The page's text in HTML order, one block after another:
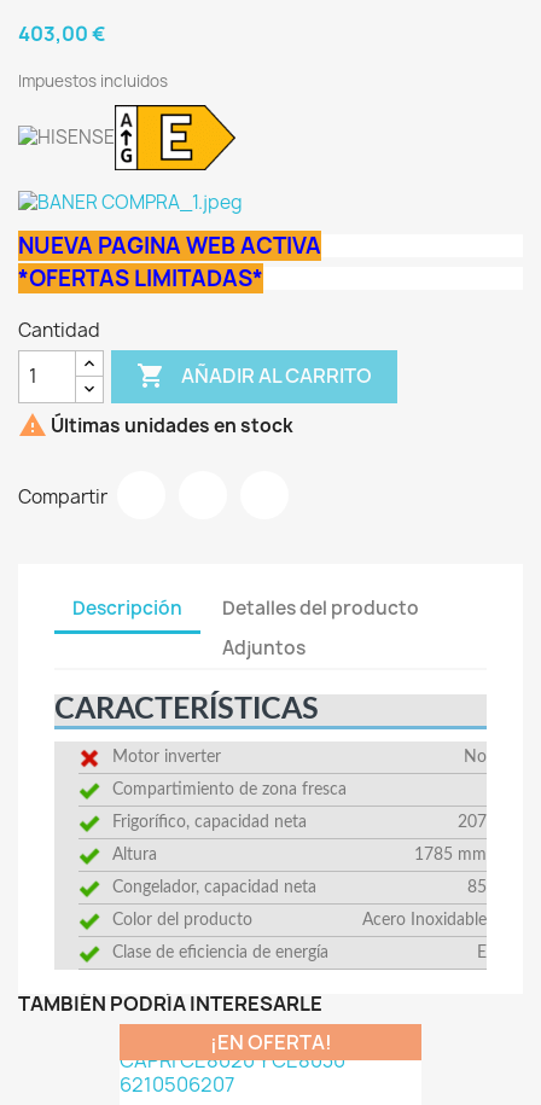
403,00 €
Impuestos incluidos
NUEVA PAGINA WEB ACTIVA
*OFERTAS LIMITADAS*
Cantidad
 AÑADIR AL CARRITO
 Últimas unidades en stock
Compartir
Descripción
Detalles del producto
Adjuntos
CARACTERÍSTICAS
Motor inverter
No
Compartimiento de zona fresca
Frigorífico, capacidad neta
207
Altura
1785 mm
Congelador, capacidad neta
85
Color del producto
Acero Inoxidable
Clase de eficiencia de energía
E
TAMBIÉN PODRÍA INTERESARLE
¡EN OFERTA!